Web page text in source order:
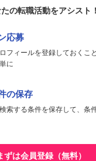
の転職活動をアシスト！
応募
フィールを登録しておくこ
に
の保存
索する条件を保存して、条
ずは会員登録（無料）